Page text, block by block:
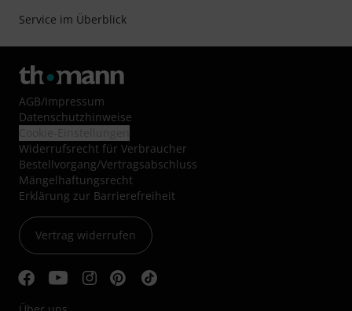
Service im Überblick
AGB/Impressum
Datenschutzhinweise
Widerrufsrecht für Verbraucher
Bestellvorgang/Vertragsabschluss
Mängelhaftungsrecht
Erklärung zur Barrierefreiheit
Vertrag widerrufen